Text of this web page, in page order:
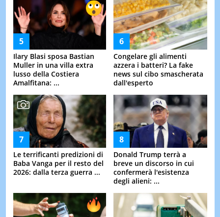
Ilary Blasi sposa Bastian
Muller in una villa extra
lusso della Costiera
Amalfitana: ...
Congelare gli alimenti
azzera i batteri? La fake
news sul cibo smascherata
dall'esperto
Le terrificanti predizioni di
Baba Vanga per il resto del
2026: dalla terza guerra ...
Donald Trump terrà a
breve un discorso in cui
confermerà l'esistenza
degli alieni: ...